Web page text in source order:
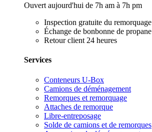
Ouvert aujourd'hui de 7h am à 7h pm
Inspection gratuite du remorquage
Échange de bonbonne de propane
Retour client 24 heures
Services
Conteneurs U-Box
Camions de déménagement
Remorques et remorquage
Attaches de remorque
Libre-entreposage
Solde de camions et de remorques